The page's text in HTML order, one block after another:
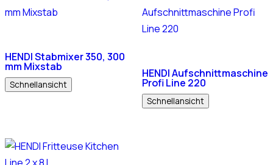
HENDI Stabmixer 350, 300
mm Mixstab
Schnellansicht
HENDI Aufschnittmaschine
Profi Line 220
Schnellansicht